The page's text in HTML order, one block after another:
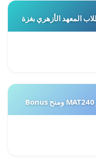
المعهد الأزهري بغزة